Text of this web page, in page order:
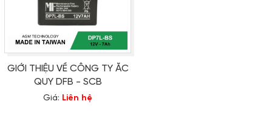
GIỚI THIỆU VỀ CÔNG TY ẮC
QUY DFB - SCB
Giá: Liên hệ